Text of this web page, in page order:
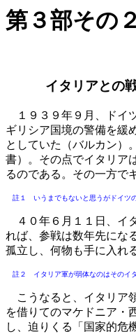
第３部その２
イタリアと
１９３９年９月、ドイ
ギリシア国境の警備を緩
としていた（バルカン）
書）。その点でイタリア
るのである。その一方で
註１ いうまでもないと思うがドイツの
４０年６月１１日、イ
れば、参戦は数年先にな
孤立し、何物も手に入れ
註２ イタリア軍が弱体なのはそのイタ
こうなると、イタリア
を借りてのマケドニア・
し、迫りくる「国家的危